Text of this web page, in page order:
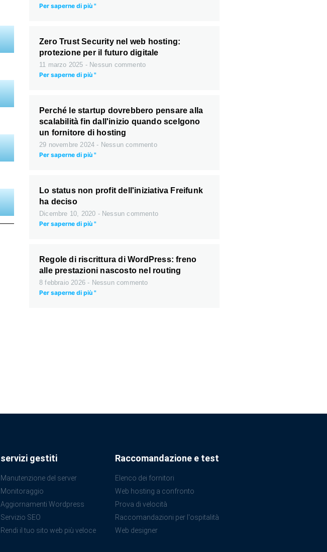
Per saperne di più "
Zero Trust Security nel web hosting:
protezione per il futuro digitale
11 marzo 2025
Nessun commento
Per saperne di più "
Perché le startup dovrebbero pensare alla
scalabilità fin dall'inizio quando scelgono
un fornitore di hosting
29 novembre 2024
Nessun commento
Per saperne di più "
Lo status non profit dell'iniziativa Freifunk
ha deciso
Dicembre 10, 2020 Nessun commento
Per saperne di più "
Regole di riscrittura di WordPress: freno
alle prestazioni nascosto nel routing
8 febbraio 2026
Nessun commento
Per saperne di più "
servizi gestiti
Manutenzione del server
Monitoraggio
Aggiornamenti Wordpress
Servizio SEO
Rendi il tuo sito web più veloce
Raccomandazione e test
Elenco dei fornitori
Web hosting a confronto
Prova di velocità
Raccomandazioni per l'ospitalità
Web designer